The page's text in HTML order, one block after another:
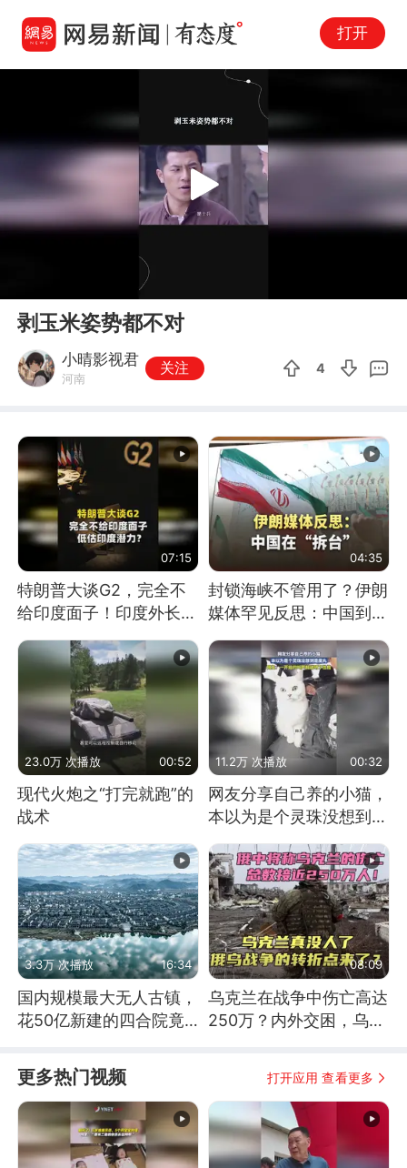
打开
Play
剥玉米姿势都不对
小晴影视君
河南
关注 4
07:15
特朗普大谈G2，完全不
给印度面子！印度外长：
低估印度潜力
04:35
封锁海峡不管用了？伊朗
媒体罕见反思：中国到底
是不是在"拆台"
23.0万 次播放 00:52
现代火炮之“打完就跑”的
战术
11.2万 次播放 00:32
网友分享自己养的小猫，
本以为是个灵珠没想到是
3.3万 次播放 16:34
国内规模最大无人古镇，
花50亿新建的四合院竟
08:09
乌克兰在战争中伤亡高达
250万？内外交困，乌克
更多热门视频 打开应用 查看更多